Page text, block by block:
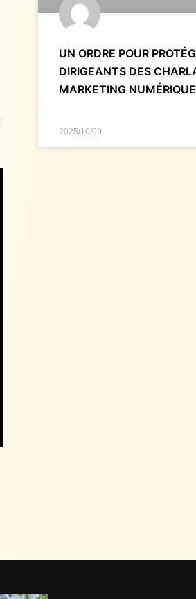
UN ORDRE POUR
DIRIGEANTS DES
MARKETING NUMÉRIQUE
2025/10/09